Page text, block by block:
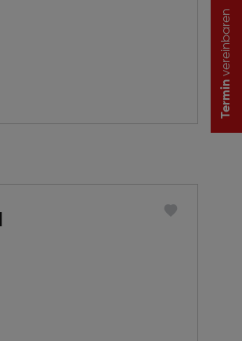
Termin
vereinbaren